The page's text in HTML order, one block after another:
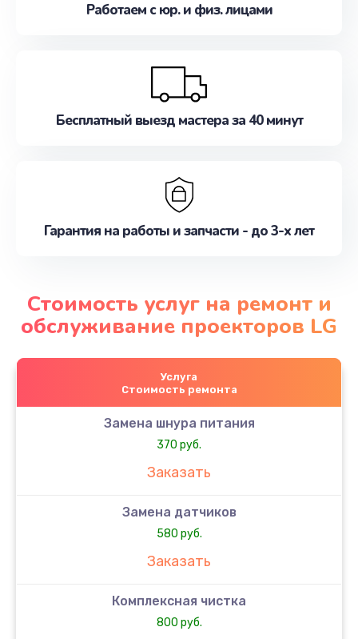
Работаем с юр. и физ. лицами
Бесплатный выезд мастера за 40 минут
Гарантия на работы и запчасти - до 3-х лет
Стоимость услуг на ремонт и
обслуживание проекторов LG
Услуга
Стоимость ремонта
Замена шнура питания
370 руб.
Заказать
Замена датчиков
580 руб.
Заказать
Комплексная чистка
800 руб.